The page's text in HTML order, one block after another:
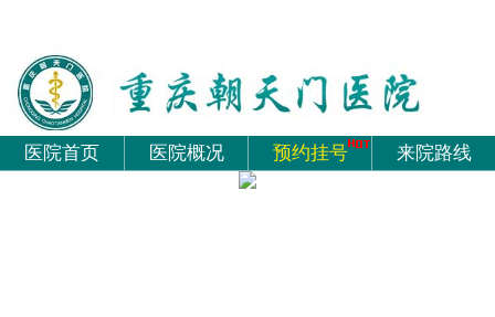
医院首页 医院概况 预约挂号 来院路线